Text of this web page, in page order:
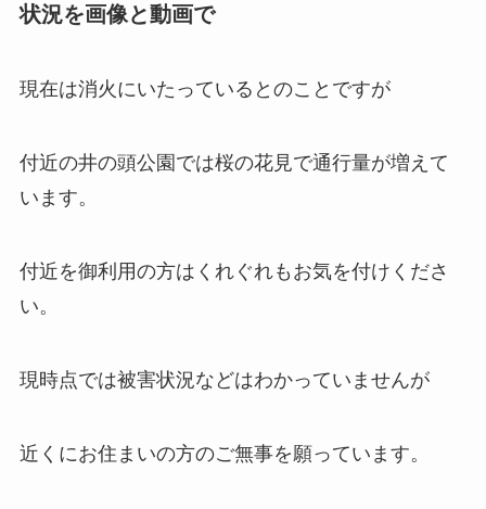
状況を画像と動画で
現在は消火にいたっているとのことですが
付近の井の頭公園では桜の花見で通行量が増えて
います。
付近を御利用の方はくれぐれもお気を付けくださ
い。
現時点では被害状況などはわかっていませんが
近くにお住まいの方のご無事を願っています。